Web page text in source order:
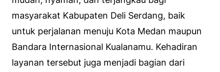
masyarakat Kabupaten Deli Serdang, baik
untuk perjalanan menuju Kota Medan maupun
Bandara Internasional Kualanamu. Kehadiran
layanan tersebut juga menjadi bagian dari